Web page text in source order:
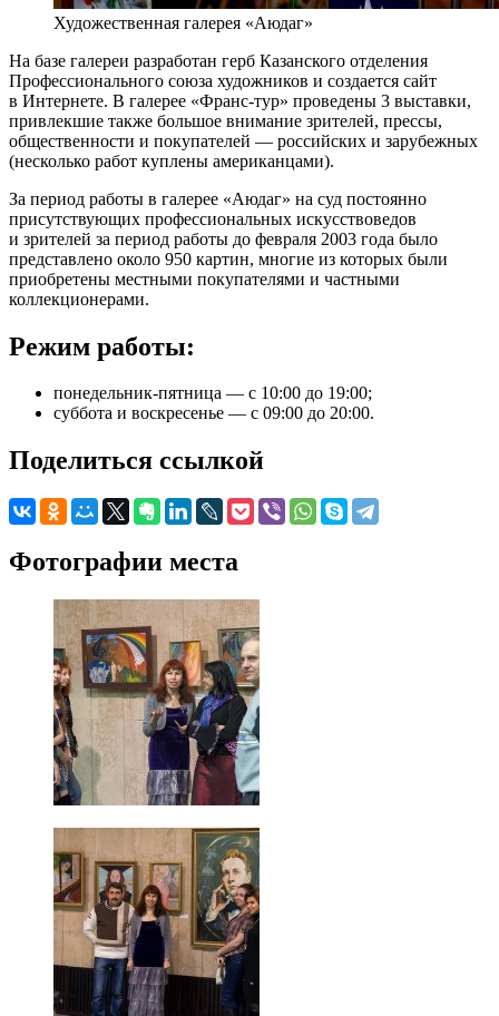
Художественная галерея «Аюдаг»
На базе галереи разработан герб Казанского отделения
Профессионального союза художников и создается сайт
в Интернете. В галерее «Франс-тур» проведены 3 выставки,
привлекшие также большое внимание зрителей, прессы,
общественности и покупателей — российских и зарубежных
(несколько работ куплены американцами).
За период работы в галерее «Аюдаг» на суд постоянно
присутствующих профессиональных искусствоведов
и зрителей за период работы до февраля 2003 года было
представлено около 950 картин, многие из которых были
приобретены местными покупателями и частными
коллекционерами.
Режим работы:
понедельник-пятница — с 10:00 до 19:00;
суббота и воскресенье — с 09:00 до 20:00.
Поделиться ссылкой
Фотографии места